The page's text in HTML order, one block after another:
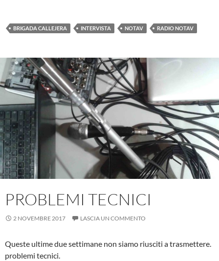
BRIGADA CALLEJERA INTERVISTA NOTAV RADIO NOTAV
PROBLEMI TECNICI
2 NOVEMBRE 2017 LASCIA UN COMMENTO
Queste ultime due settimane non siamo riusciti a trasmettere.
problemi tecnici.